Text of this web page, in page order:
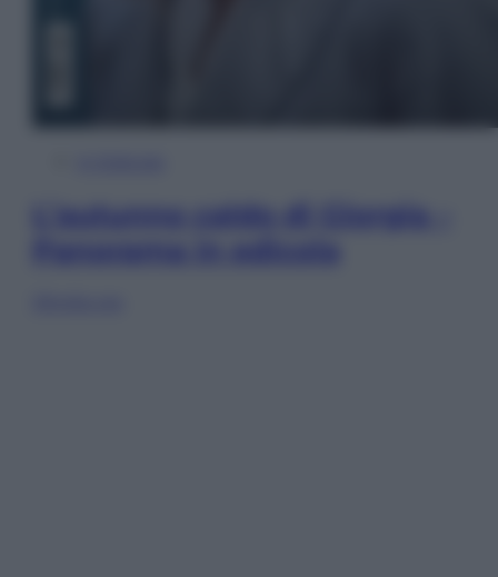
L’autunno caldo di Giorgia –